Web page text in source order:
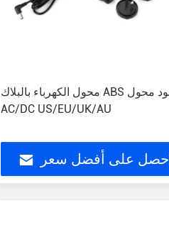
محول الكهرباء بالبلاك ABS الأسود محول
AC/DC US/EU/UK/AU
احصل على أفضل سعر